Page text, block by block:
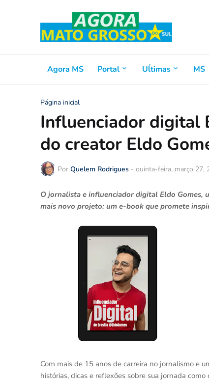
Agora MS Portal Uĺtimas MS
Página inicial
Influenciador digital
do creator Eldo
Por Quelem Rodrigues - quinta-feira, março 27,
O jornalista e influenciador digital Eldo Gomes,
mais novo projeto: um e-book que promete
Com mais de 15 anos de carreira no jornalismo e
histórias, dicas e reflexões sobre sua jornada